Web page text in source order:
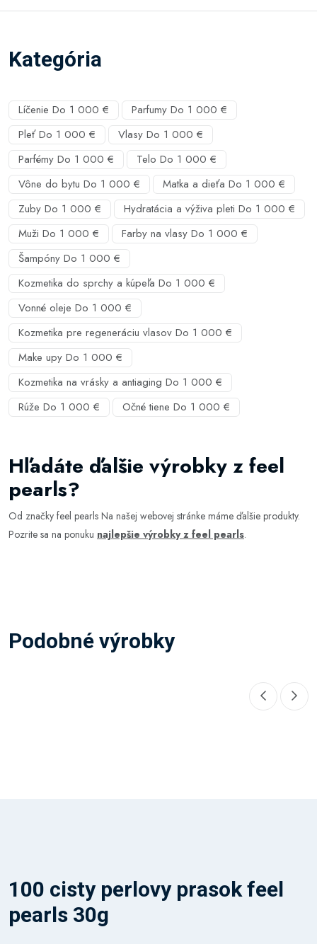
Kategória
Líčenie Do 1 000 €
Parfumy Do 1 000 €
Pleť Do 1 000 €
Vlasy Do 1 000 €
Parfémy Do 1 000 €
Telo Do 1 000 €
Vône do bytu Do 1 000 €
Matka a dieťa Do 1 000 €
Zuby Do 1 000 €
Hydratácia a výživa pleti Do 1 000 €
Muži Do 1 000 €
Farby na vlasy Do 1 000 €
Šampóny Do 1 000 €
Kozmetika do sprchy a kúpeľa Do 1 000 €
Vonné oleje Do 1 000 €
Kozmetika pre regeneráciu vlasov Do 1 000 €
Make upy Do 1 000 €
Kozmetika na vrásky a antiaging Do 1 000 €
Rúže Do 1 000 €
Očné tiene Do 1 000 €
Hľadáte ďalšie výrobky z feel
pearls?
Od značky feel pearls Na našej webovej stránke máme ďalšie produkty.
Pozrite sa na ponuku najlepšie výrobky z feel pearls.
Podobné výrobky
100 cisty perlovy prasok feel
pearls 30g